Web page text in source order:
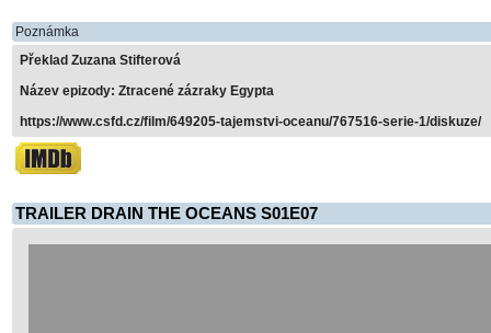
Poznámka
Překlad Zuzana Stifterová
Název epizody: Ztracené zázraky Egypta
https://www.csfd.cz/film/649205-tajemstvi-oceanu/767516-serie-1/diskuze/
TRAILER DRAIN THE OCEANS S01E07